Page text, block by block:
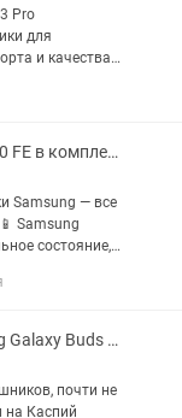
Pro
для
и качества
Samsung
Samsung Galaxy S20 FE в комплекте часы,наушники и PowerBank
Samsung — все
состояние,
в чехле – не
Наушники Samsung Galaxy Buds Pro
почти не
на Каспий